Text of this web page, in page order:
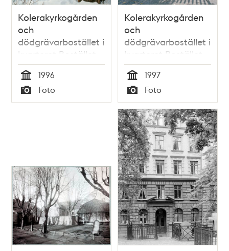
Kolerakyrkogården
och
dödgrävarbostället i
kvarteret Bostället
vid Skansbacken,
vintertid
Tid
1996
Typ
Foto
Kolerakyrkogården
och
dödgrävarbostället i
kvarteret Bostället
vid Skansbacken
Tid
1997
Typ
Foto